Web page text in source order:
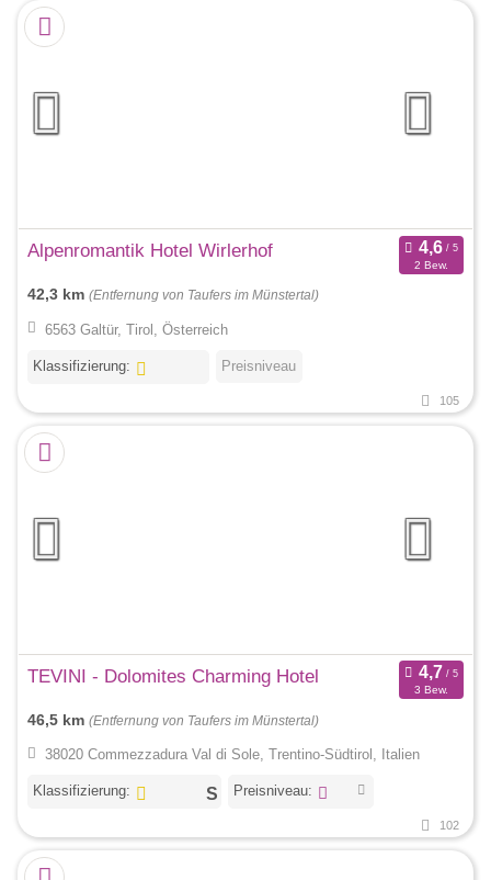
Alpenromantik Hotel Wirlerhof
2 Bew.
42,3 km (Entfernung von Taufers im Münstertal)
6563 Galtür, Tirol, Österreich
Klassifizierung: Preisniveau
105
TEVINI - Dolomites Charming Hotel
3 Bew.
46,5 km (Entfernung von Taufers im Münstertal)
38020 Commezzadura Val di Sole, Trentino-Südtirol, Italien
Klassifizierung: Preisniveau:
102